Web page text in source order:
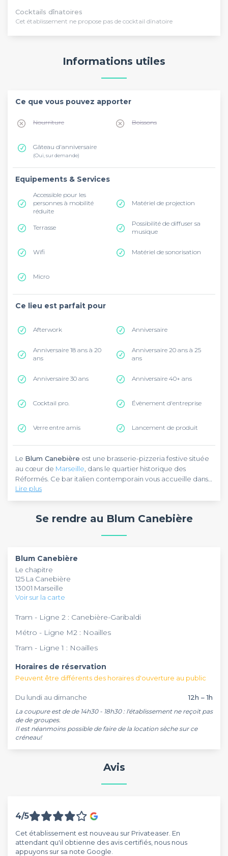
Cocktails dînatoires
Cet établissement ne propose pas de cocktail dînatoire
Informations utiles
Ce que vous pouvez apporter
Nourriture Boissons
Gâteau d'anniversaire
(Oui, sur demande)
Equipements & Services
Accessible pour les
personnes à mobilité
réduite
Matériel de projection
Terrasse
Possibilité de diffuser sa
musique
Wifi Matériel de sonorisation
Micro
Ce lieu est parfait pour
Afterwork Anniversaire
Anniversaire 18 ans à 20
ans
Anniversaire 20 ans à 25
ans
Anniversaire 30 ans Anniversaire 40+ ans
Cocktail pro. Évènement d'entreprise
Verre entre amis Lancement de produit
Le Blum Canebière est une brasserie-pizzeria festive située
au cœur de Marseille , dans le quartier historique des
Réformés. Ce bar italien contemporain vous accueille dans
un cadre chaleureux et design, idéal pour organiser vos
événements de groupe.
La carte fait la part belle aux pizzas napolitaines
réconfortants, tous préparés avec des produits frais et
espace modulable pouvant accueillir vos groupes. La
sélection de cocktails créatifs, de bières artisanales locales
et de vins bio nature complète parfaitement l'expérience
culinaire duBlum Canebière
la scène gastronomique marseillaise.
Lire plus
Se rendre au Blum Canebière
Blum Canebière
Le chapitre
125 La Canebière
13001 Marseille
Voir sur la carte
Tram - Ligne 2 : Canebière-Garibaldi
Métro - Ligne M2 : Noailles
Tram - Ligne 1 : Noailles
Horaires de réservation
Peuvent être différents des horaires d'ouverture au public
Du lundi au dimanche 12h – 1h
La coupure est de de 14h30 - 18h30 : l'établissement ne reçoit pas
de de groupes.
Il est néanmoins possible de faire de la location sèche sur ce
Avis
4/5
Cet établissement est nouveau sur Privateaser. En
attendant qu'il obtienne des avis certifiés, nous nous
appuyons sur sa note Google.